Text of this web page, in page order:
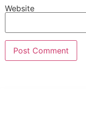
Website